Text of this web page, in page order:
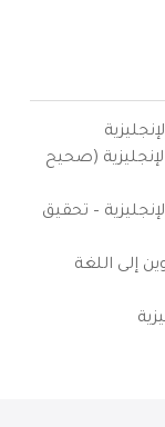
(صحيح
– تحقيق
إلى اللغة